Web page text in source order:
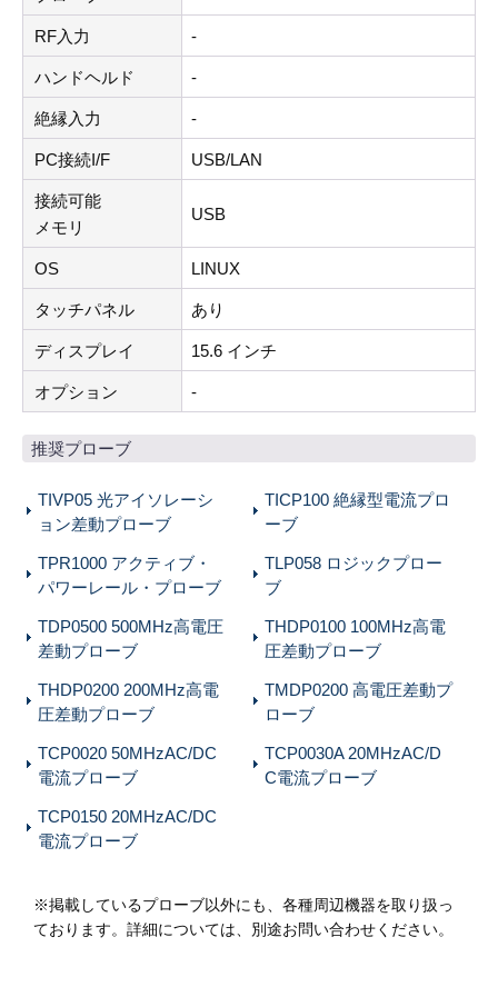
RF入力 -
ハンドヘルド -
絶縁入力 -
PC接続I/F USB/LAN
接続可能
メモリ
USB
OS LINUX
タッチパネル あり
ディスプレイ 15.6 インチ
オプション -
推奨プローブ
TIVP05 光アイソレーシ
ョン差動プローブ
TICP100 絶縁型電流プロ
ーブ
TPR1000 アクティブ・
パワーレール・プローブ
TLP058 ロジックプロー
ブ
TDP0500 500MHz高電圧
差動プローブ
THDP0100 100MHz高電
圧差動プローブ
THDP0200 200MHz高電
圧差動プローブ
TMDP0200 高電圧差動プ
ローブ
TCP0020 50MHzAC/DC
電流プローブ
TCP0030A 20MHzAC/D
C電流プローブ
TCP0150 20MHzAC/DC
電流プローブ
※掲載しているプローブ以外にも、各種周辺機器を取り扱っ
ております。詳細については、別途お問い合わせください。